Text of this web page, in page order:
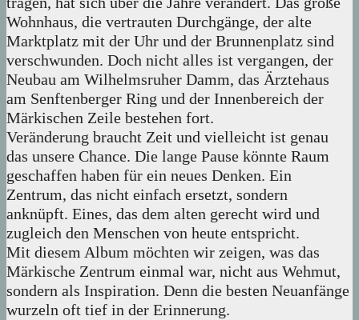
Wohnhaus, die vertrauten Durchgänge, der alte
Marktplatz mit der Uhr und der Brunnenplatz sind
verschwunden. Doch nicht alles ist vergangen, der
Neubau am Wilhelmsruher Damm, das Ärztehaus
am Senftenberger Ring und der Innenbereich der
Märkischen Zeile bestehen fort.
Veränderung braucht Zeit und vielleicht ist genau
das unsere Chance. Die lange Pause könnte Raum
geschaffen haben für ein neues Denken. Ein
Zentrum, das nicht einfach ersetzt, sondern
anknüpft. Eines, das dem alten gerecht wird und
zugleich den Menschen von heute entspricht.
Mit diesem Album möchten wir zeigen, was das
Märkische Zentrum einmal war, nicht aus Wehmut,
sondern als Inspiration. Denn die besten Neuanfänge
wurzeln oft tief in der Erinnerung.